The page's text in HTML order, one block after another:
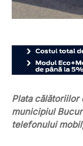
Plata călătoriilor
municipiul
telefonului